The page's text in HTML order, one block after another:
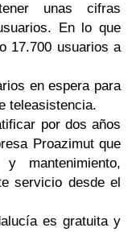
unas cifras
En lo que
17.700 usuarios a
en espera para
teleasistencia.
por dos años
Proazimut que
mantenimiento,
servicio desde el
es gratuita y